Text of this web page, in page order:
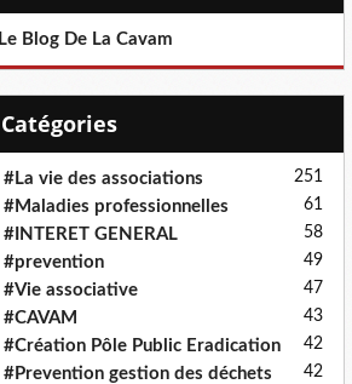
Le Blog De La Cavam
Catégories
#La vie des associations 251
#Maladies professionnelles 61
#INTERET GENERAL 58
#prevention 49
#Vie associative 47
#CAVAM 43
#Création Pôle Public Eradication 42
#Prevention gestion des déchets 42